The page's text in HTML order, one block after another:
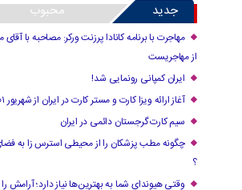
جدید محبوب
مهاجرت با برنامه کانادا پرزنت ورکر: مصاحبه با
از مهاجریست
ایران کمپانی رونمایی شد!
آغاز ارائه ویزا کارت و مستر کارت در ایران از شهریور ۱۴۰۱
سیم کارت گرجستان دائمی در ایران
چگونه مطب پزشکان را از محیطی استرس زا به
؟
وقتی هیوندای شما به بهترین‌ها نیاز دارد؛ آرامش را